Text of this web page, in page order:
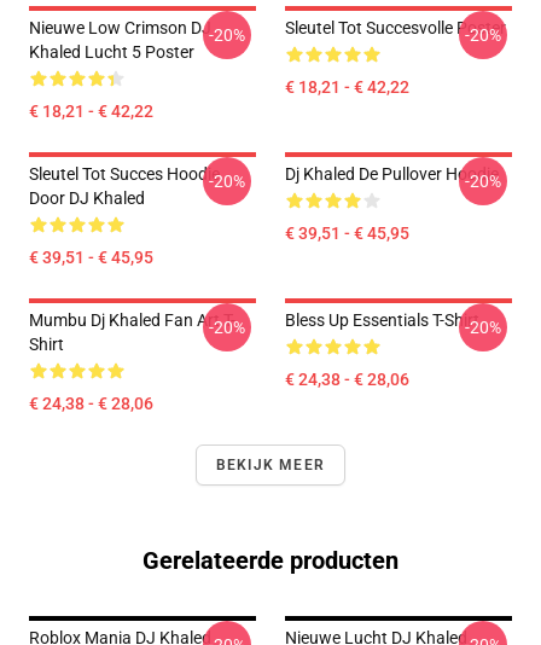
Nieuwe Low Crimson DJ
Khaled Lucht 5 Poster
€ 18,21 - € 42,22
-20% Sleutel Tot Succesvolle Poster
€ 18,21 - € 42,22
-20%
Sleutel Tot Succes Hoodie
Door DJ Khaled
€ 39,51 - € 45,95
-20% Dj Khaled De Pullover Hoodie
€ 39,51 - € 45,95
-20%
Mumbu Dj Khaled Fan Art T-
Shirt
€ 24,38 - € 28,06
-20% Bless Up Essentials T-Shirt
€ 24,38 - € 28,06
-20%
BEKIJK MEER
Gerelateerde producten
Roblox Mania DJ Khaled
Nieuwe Lucht DJ Khaled